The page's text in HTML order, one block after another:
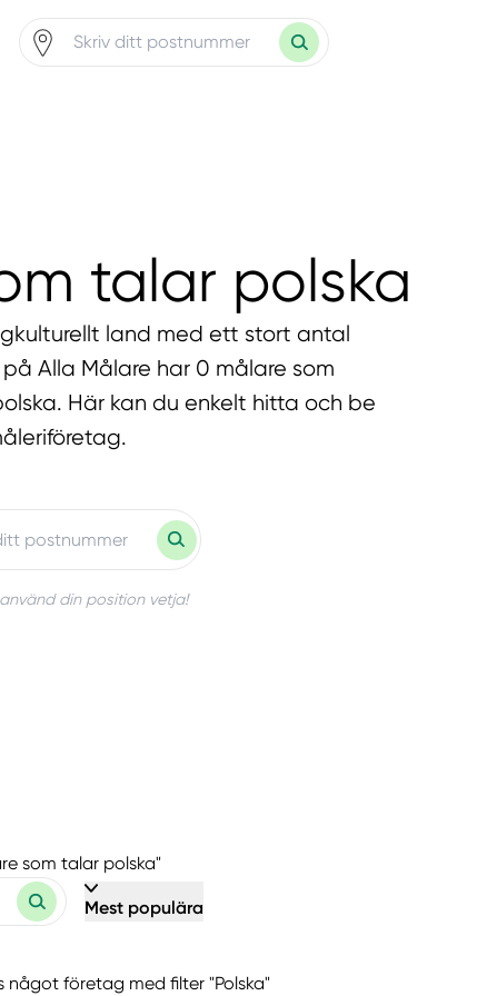
talar polska
land med ett stort antal
Alla Målare har 0 målare som
Här kan du enkelt hitta och be
din position vetja!
som talar polska"
Mest populära
något företag med filter "Polska"